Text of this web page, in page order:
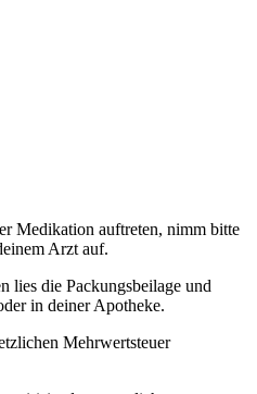
Medikation auftreten, nimm bitte
Arzt auf.
lies die Packungsbeilage und
in deiner Apotheke.
Mehrwertsteuer